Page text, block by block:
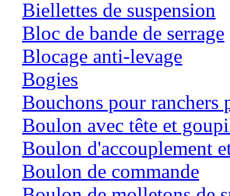
Biellettes de suspension
Bloc de bande de serrage
Blocage anti-levage
Bogies
Bouchons pour ranchers
Boulon avec tête et
Boulon d'accouplement
Boulon de commande